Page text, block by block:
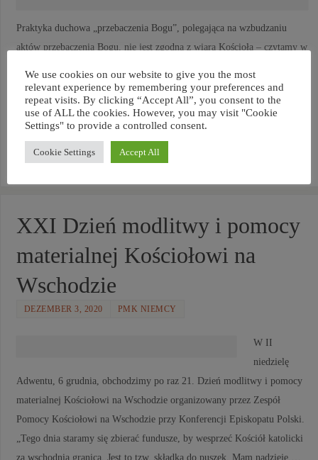
Praktyka duchowa „przebaczenia Bogu”, polegająca na wzbudzaniu
aktów przebaczenia Bogu, nie jest zgodna z wiarą Kościoła – czytamy w
opublikowanym przez Komisję Nauki Wiary
Konferencji Episkopatu Polski. Więcej>> DOKUMENT
XXI Dzień modlitwy i pomocy
materialnej Kościołowi na
Wschodzie
DEZEMBER 3, 2020 PMK NIEMCY
W II
niedzielę
Adwentu, 6 grudnia, obchodzimy po raz 21. Dzień modlitwy i pomocy
materialnej Kościołowi na Wschodzie organizowany przez Zespół
Pomocy Kościołowi na Wschodzie przy Konferencji Episkopatu Polski.
„Tego dnia staramy się zbierać fundusze, by wesprzeć Kościół katolicki
za wschodnią granicą. Jest to tzw. składka do puszek. Mam nadzieję,…
We use cookies on our website to give you the most
relevant experience by remembering your preferences and
repeat visits. By clicking “Accept All”, you consent to the
use of ALL the cookies. However, you may visit "Cookie
Settings" to provide a controlled consent.
Cookie Settings Accept All